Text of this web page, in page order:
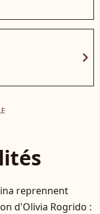
chevron_right
reprennent
d'Olivia Rogrido :